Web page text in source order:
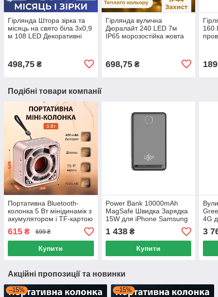
Гірлянда Штора зірка та
місяць на свято біла 3х0,9
м 108 LED Декоративні
498,75 ₴
Гірлянда вулична
Дюралайт 240 LED 7м
IP65 морозостійка жовта
698,75₴
160
189
Подібні товари компанії
Портативна Bluetooth-
колонка 5 Вт мінідинамік з
акумулятором і TF-картою
Рожева для дому та вулиці
615 ₴ 699 ₴
Купити
Power Bank 10000mAh
MagSafe Швидка Зарядка
15W для iPhone Samsung
LP PQ17 Бездротовий
Компактний
1 438₴
Купити
4G
2.4
3
Акційні пропозиції та новинки
–15% –15%